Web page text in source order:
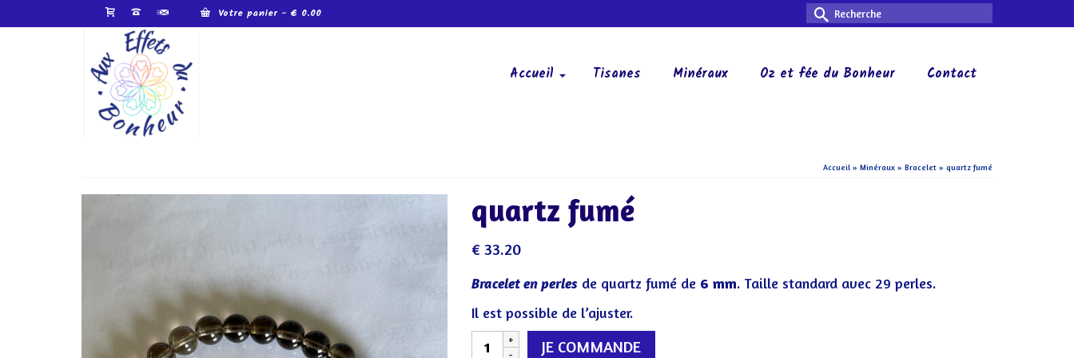
Votre panier - € 0.00 Rechercher :
Accueil Tisanes Minéraux Oz et fée du Bonheur Contact
Accueil » Minéraux » Bracelet » quartz fumé
quartz fumé
€33.20
Bracelet en perlesde quartz fumé de 6 mm. Taille standard avec 29 perles.
Il est possible de l’ajuster.
quantité
JE COMMANDE